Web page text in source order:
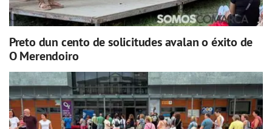
Preto dun cento de solicitudes avalan o éxito de
O Merendoiro